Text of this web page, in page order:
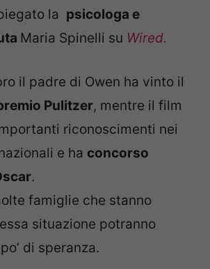
la psicologa e
Maria Spinelli su Wired.
il padre di Owen ha vinto il
Pulitzer, mentre il film
riconoscimenti nei
e ha concorso
.
famiglie che stanno
situazione potranno
di speranza.